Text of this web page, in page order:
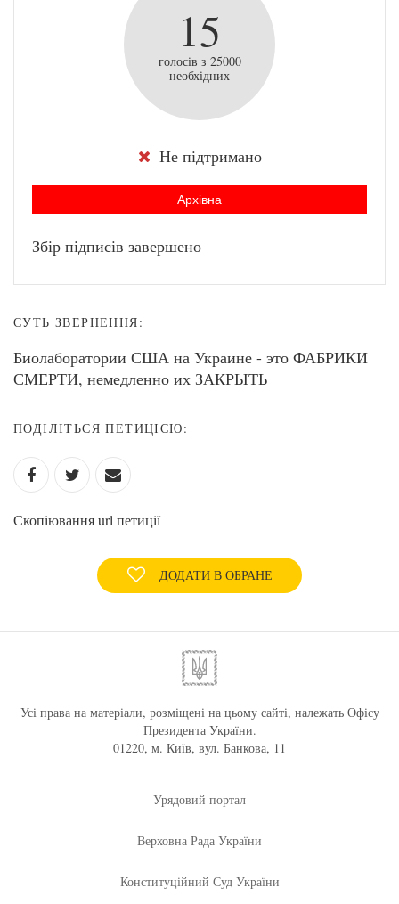
15
голосів з 25000
необхідних
Не підтримано
Архівна
Збір підписів завершено
СУТЬ ЗВЕРНЕННЯ:
Биолаборатории США на Украине - это ФАБРИКИ
СМЕРТИ, немедленно их ЗАКРЫТЬ
ПОДІЛІТЬСЯ ПЕТИЦІЄЮ:
Скопіювання url петиції
ДОДАТИ В ОБРАНЕ
Усі права на матеріали, розміщені на цьому сайті, належать Офісу
Президента України.
01220, м. Київ, вул. Банкова, 11
Урядовий портал
Верховна Рада України
Конституційний Суд України